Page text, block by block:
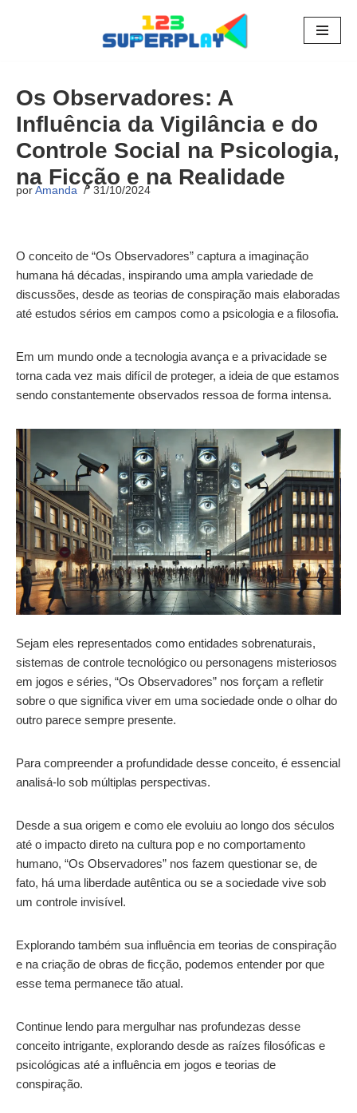
conteúdo
Os Observadores: A
Influência da Vigilância e do
Controle Social na Psicologia,
na Ficção e na Realidade
por Amanda 31/10/2024
O conceito de “Os Observadores” captura a imaginação
humana há décadas, inspirando uma ampla variedade de
discussões, desde as teorias de conspiração mais elaboradas
até estudos sérios em campos como a psicologia e a filosofia.
Em um mundo onde a tecnologia avança e a privacidade se
torna cada vez mais difícil de proteger, a ideia de que estamos
sendo constantemente observados ressoa de forma intensa.
Sejam eles representados como entidades sobrenaturais,
sistemas de controle tecnológico ou personagens misteriosos
em jogos e séries, “Os Observadores” nos forçam a refletir
sobre o que significa viver em uma sociedade onde o olhar do
outro parece sempre presente.
Para compreender a profundidade desse conceito, é essencial
analisá-lo sob múltiplas perspectivas.
Desde a sua origem e como ele evoluiu ao longo dos séculos
até o impacto direto na cultura pop e no comportamento
humano, “Os Observadores” nos fazem questionar se, de
fato, há uma liberdade autêntica ou se a sociedade vive sob
um controle invisível.
Explorando também sua influência em teorias de conspiração
e na criação de obras de ficção, podemos entender por que
esse tema permanece tão atual.
Continue lendo para mergulhar nas profundezas desse
conceito intrigante, explorando desde as raízes filosóficas e
psicológicas até a influência em jogos e teorias de
conspiração.